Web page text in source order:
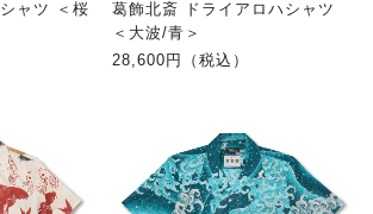
ャツ ＜桜
葛飾北斎 ドライアロハシャツ
＜大波/青＞
28,600円（税込）